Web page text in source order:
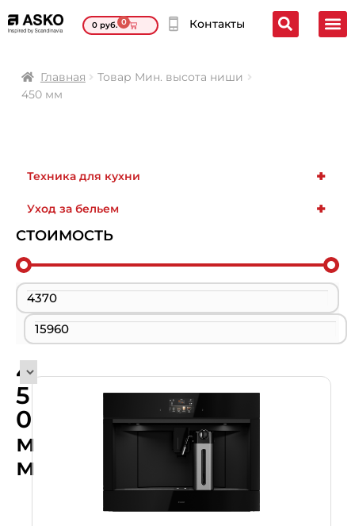
0руб. 0 Контакты
Главная
Товар Мин. высота ниши
450 мм
+
Техника для кухни
+
Уход за бельем
СТОИМОСТЬ
4
5
0
м
м